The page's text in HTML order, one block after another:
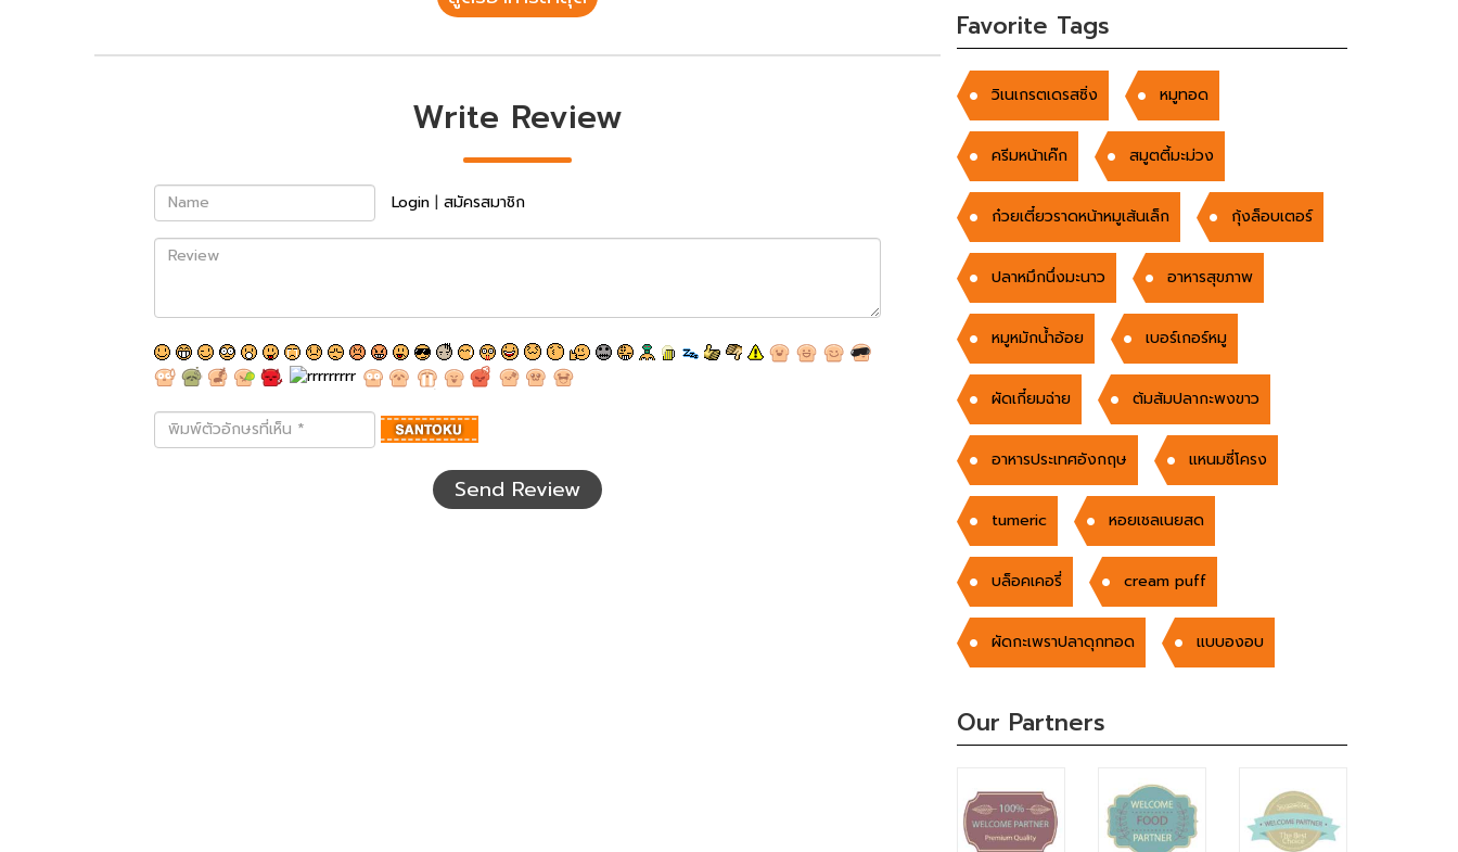
Write Review
Name Login | สมัครสมาชิก
Review
พิมพ์
ตัว
Send Review
Favorite Tags
วิเนเกรตเดรสซิ่ง หมูทอด
ครีมหน้าเค๊ก สมูตตี้มะม่วง
ก๋วยเตี๋ยวราดหน้าหมูเส้นเล็ก กุ้งล็อบเตอร์
ปลาหมึกนึ่งมะนาว อาหารสุขภาพ
หมูหมักน้ำอ้อย เบอร์เกอร์หมู
ผัดเกี๋ยมฉ่าย ต้มส้มปลากะพงขาว
อาหารประเทศอังกฤษ แหนมซี่โครง
tumeric หอยเชลเนยสด
บล็อคเคอรี่ cream puff
ผัดกะเพราปลาดุกทอด แบบองอบ
Our Partners